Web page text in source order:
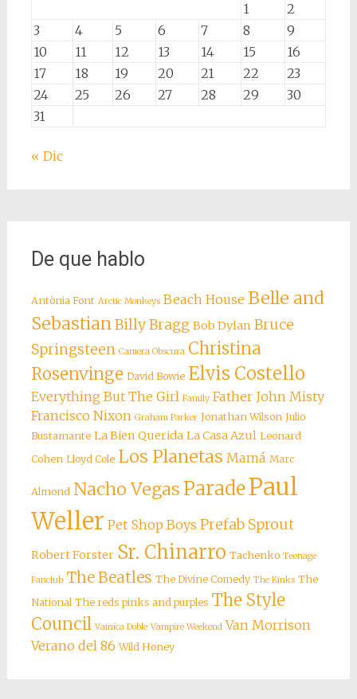
1
2
3
4 5 6 7 8
9
10
11 12 13 14 15
16
17
18 19 20 21 22
23
24
25 26 27 28 29
30
31
« Dic
De que hablo
Antònia Font Arctic Monkeys Beach House Belle and
SebastianBilly Bragg Bob Dylan Bruce
Springsteen Camera Obscura Christina
Rosenvinge David Bowie Elvis Costello
Everything But The Girl Family Father John Misty
Francisco Nixon Graham Parker Jonathan Wilson Julio
Bustamante La Bien Querida La Casa Azul Leonard
Cohen Lloyd Cole Los Planetas Mamá Marc
Almond Nacho Vegas ParadePaul
Weller Pet Shop Boys Prefab Sprout
Robert Forster Sr. Chinarro Tachenko Teenage
Fanclub The Beatles The Divine Comedy The Kinks The
National The reds pinks and purples The Style
Council Vainica Doble Vampire Weekend Van Morrison
Verano del 86 Wild Honey